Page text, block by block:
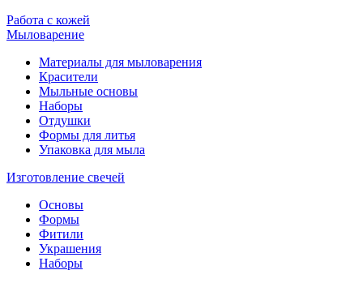
Работа с кожей
Мыловарение
Материалы для мыловарения
Красители
Мыльные основы
Наборы
Отдушки
Формы для литья
Упаковка для мыла
Изготовление свечей
Основы
Формы
Фитили
Украшения
Наборы